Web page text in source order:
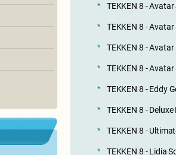
TEKKEN 8 -
TEKKEN 8 - Avatar
TEKKEN 8 - Avatar
TEKKEN 8 -
TEKKEN 8 - Eddy
TEKKEN 8 -
TEKKEN 8 -
TEKKEN 8 - Lidia